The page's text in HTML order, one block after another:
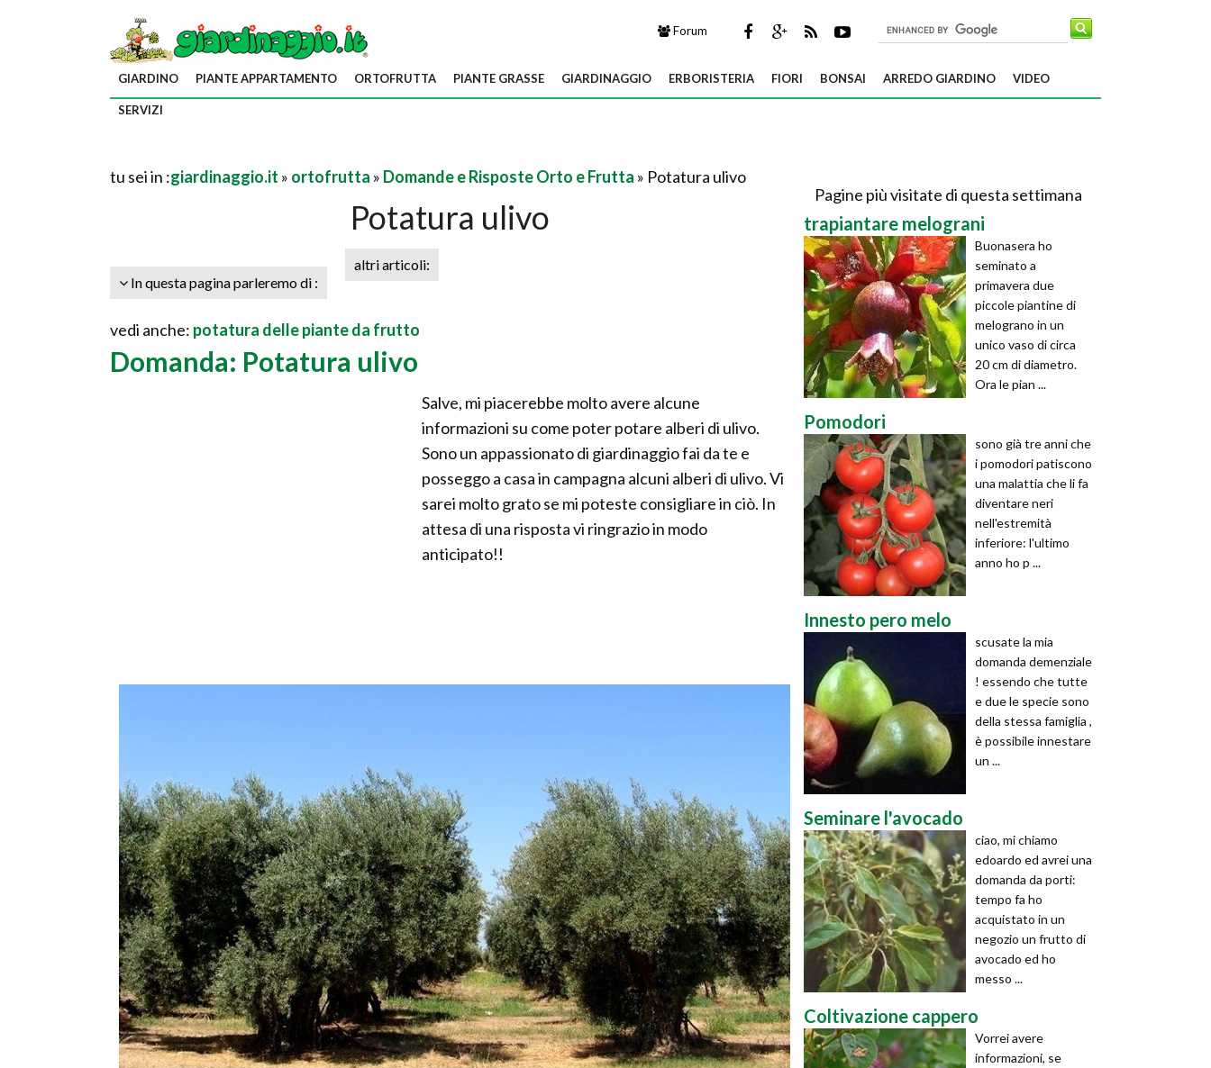
Forum
GIARDINO PIANTE APPARTAMENTO ORTOFRUTTA PIANTE GRASSE GIARDINAGGIO ERBORISTERIA FIORI BONSAI ARREDO GIARDINO VIDEO
SERVIZI
tu sei in :giardinaggio.it » ortofrutta » Domande e Risposte Orto e Frutta » Potatura ulivo
Potatura ulivo
In questa pagina parleremo di :
altri articoli:
vedi anche: potatura delle piante da frutto
Domanda: Potatura ulivo
Salve, mi piacerebbe molto avere alcune
informazioni su come poter potare alberi di ulivo.
Sono un appassionato di giardinaggio fai da te e
posseggo a casa in campagna alcuni alberi di ulivo. Vi
sarei molto grato se mi poteste consigliare in ciò. In
attesa di una risposta vi ringrazio in modo
anticipato!!
Pagine più visitate di questa settimana
trapiantare melograni
Buonasera ho
seminato a
primavera due
piccole piantine di
melograno in un
unico vaso di circa
20 cm di diametro.
Ora le pian ...
Pomodori
sono già tre anni che
i pomodori patiscono
una malattia che li fa
diventare neri
nell'estremità
inferiore: l'ultimo
anno ho p ...
Innesto pero melo
scusate la mia
domanda demenziale
! essendo che tutte
e due le specie sono
della stessa famiglia ,
è possibile innestare
un ...
Seminare l'avocado
ciao, mi chiamo
edoardo ed avrei una
domanda da porti:
tempo fa ho
acquistato in un
negozio un frutto di
avocado ed ho
messo ...
Coltivazione cappero
Vorrei avere
informazioni, se